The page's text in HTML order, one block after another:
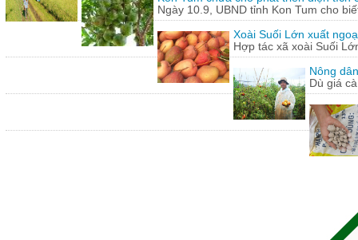
Ngày 10.9, UBND tỉnh Kon Tum cho
Xoài Suối Lớn xuất
Hợp tác xã xoài Suối
Nông
Dù giá